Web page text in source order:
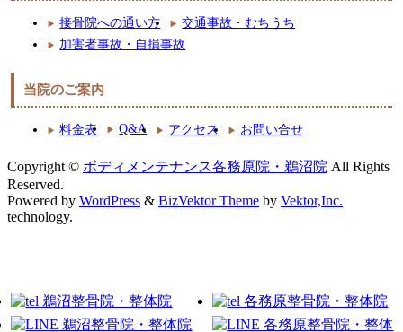
接骨院への通い方
交通事故・むちうち
加害者事故・自損事故
当院のご案内
料金表 Q&A アクセス お問い合せ
Copyright © ボディメンテナンス各務原院・鵜沼院 All Rights
Reserved.
Powered by WordPress & BizVektor Theme by Vektor,Inc.
technology.